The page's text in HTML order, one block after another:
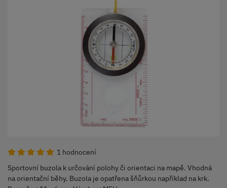
1 hodnocení
Sportovní buzola k určování polohy či orientaci na mapě. Vhodná
na orientační běhy. Buzola je opatřena šňůrkou například na krk.